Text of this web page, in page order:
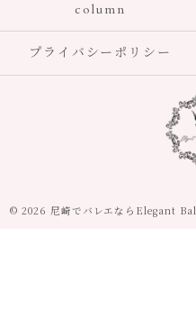
column
プライバシーポリシー
© 2026 尼崎でバレエならElegant